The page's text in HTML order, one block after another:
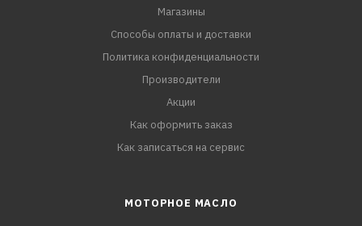
Магазины
Способы оплаты и доставки
Политика конфиденциальности
Производители
Акции
Как оформить заказ
Как записаться на сервис
МОТОРНОЕ МАСЛО